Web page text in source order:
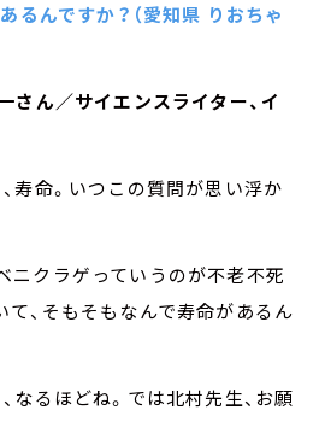
るんですか？（愛知県 りおちゃ
さん／サイエンスライター、イ
寿命。いつこの質問が思い浮か
クラゲっていうのが不老不死
、そもそもなんで寿命があるん
なるほどね。では北村先生、お願